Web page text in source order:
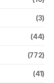
(3)
(44)
(772)
(41)